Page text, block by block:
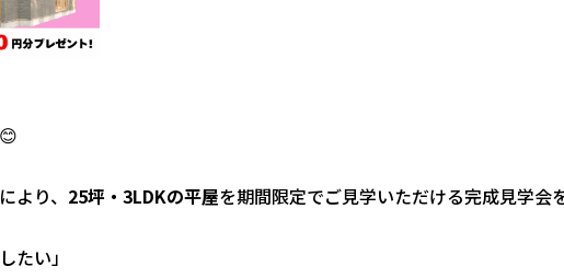
より、 25坪・3LDKの平屋を期間限定でご見学いただける完成見学会
たい」